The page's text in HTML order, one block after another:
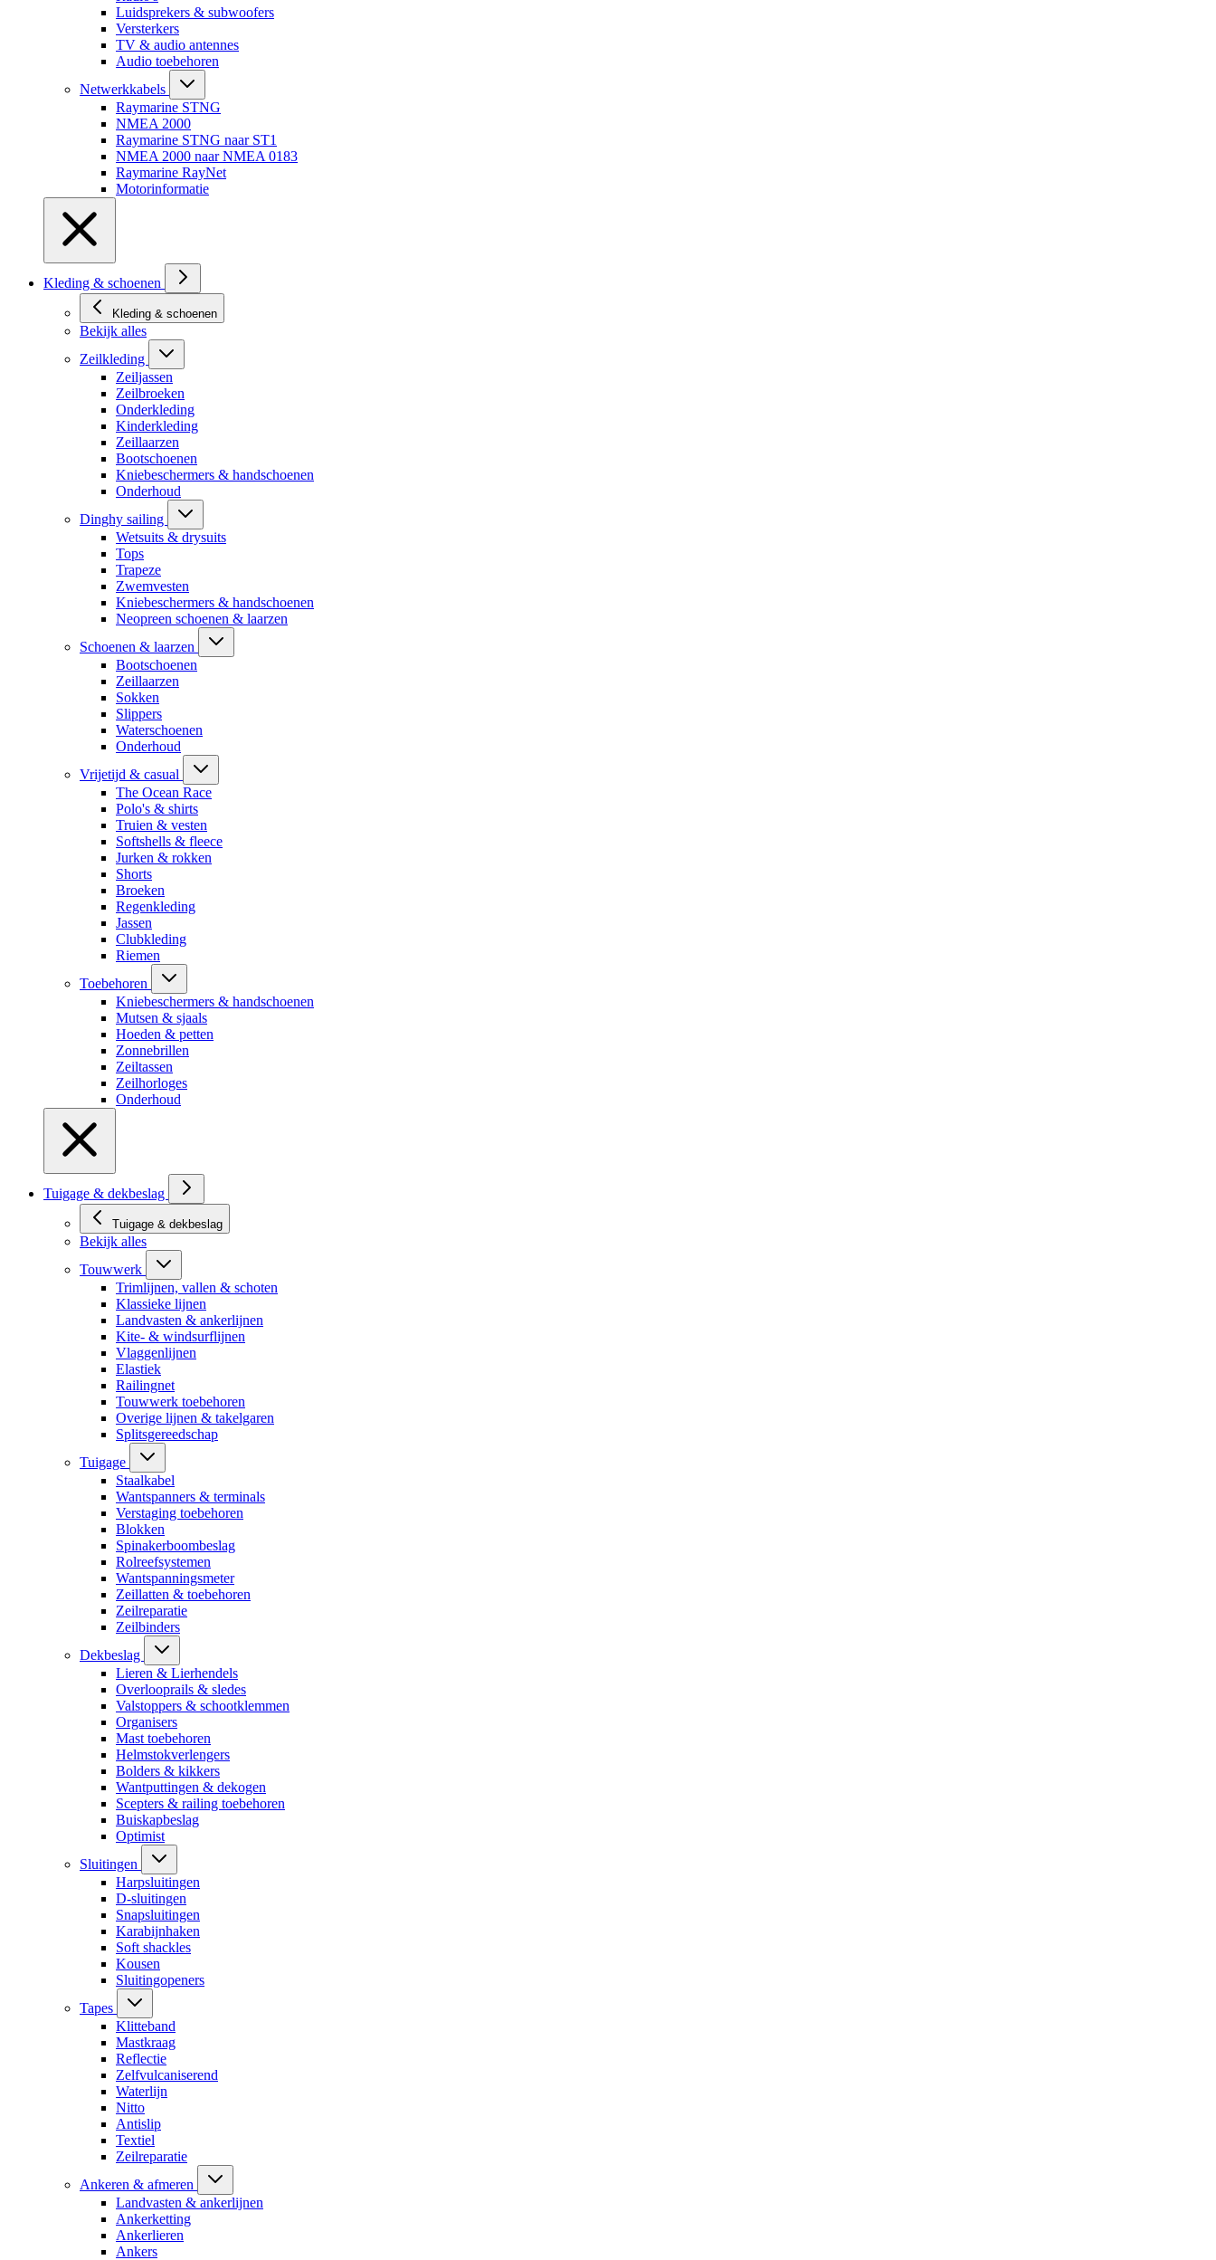
Luidsprekers & subwoofers
Versterkers
TV & audio antennes
Audio toebehoren
Netwerkkabels
Raymarine STNG
NMEA 2000
Raymarine STNG naar ST1
NMEA 2000 naar NMEA 0183
Raymarine RayNet
Motorinformatie
Kleding & schoenen
Kleding & schoenen
Bekijk alles
Zeilkleding
Zeiljassen
Zeilbroeken
Onderkleding
Kinderkleding
Zeillaarzen
Bootschoenen
Kniebeschermers & handschoenen
Onderhoud
Dinghy sailing
Wetsuits & drysuits
Tops
Trapeze
Zwemvesten
Kniebeschermers & handschoenen
Neopreen schoenen & laarzen
Schoenen & laarzen
Bootschoenen
Zeillaarzen
Sokken
Slippers
Waterschoenen
Onderhoud
Vrijetijd & casual
The Ocean Race
Polo's & shirts
Truien & vesten
Softshells & fleece
Jurken & rokken
Shorts
Broeken
Regenkleding
Jassen
Clubkleding
Riemen
Toebehoren
Kniebeschermers & handschoenen
Mutsen & sjaals
Hoeden & petten
Zonnebrillen
Zeiltassen
Zeilhorloges
Onderhoud
Tuigage & dekbeslag
Tuigage & dekbeslag
Bekijk alles
Touwwerk
Trimlijnen, vallen & schoten
Klassieke lijnen
Landvasten & ankerlijnen
Kite- & windsurflijnen
Vlaggenlijnen
Elastiek
Railingnet
Touwwerk toebehoren
Overige lijnen & takelgaren
Splitsgereedschap
Tuigage
Staalkabel
Wantspanners & terminals
Verstaging toebehoren
Blokken
Spinakerboombeslag
Rolreefsystemen
Wantspanningsmeter
Zeillatten & toebehoren
Zeilreparatie
Zeilbinders
Dekbeslag
Lieren & Lierhendels
Overlooprails & sledes
Valstoppers & schootklemmen
Organisers
Mast toebehoren
Helmstokverlengers
Bolders & kikkers
Wantputtingen & dekogen
Scepters & railing toebehoren
Buiskapbeslag
Optimist
Sluitingen
Harpsluitingen
D-sluitingen
Snapsluitingen
Karabijnhaken
Soft shackles
Kousen
Sluitingopeners
Tapes
Klitteband
Mastkraag
Reflectie
Zelfvulcaniserend
Waterlijn
Nitto
Antislip
Textiel
Zeilreparatie
Ankeren & afmeren
Landvasten & ankerlijnen
Ankerketting
Ankerlieren
Ankers